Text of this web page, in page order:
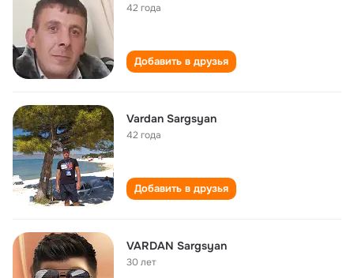
42 года
Добавить в друзья
Vardan Sargsyan
42 года
Добавить в друзья
VARDAN Sargsyan
30 лет